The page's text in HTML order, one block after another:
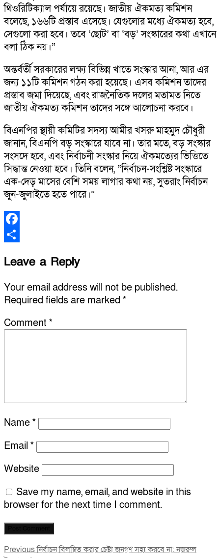
থিওরিটিক্যাল পর্যায়ে রয়েছে। জাতীয় ঐকমত্য কমিশন
বলেছে, ১৬৬টি প্রস্তাব এসেছে। যেগুলোর মধ্যে ঐকমত্য হবে,
সেগুলো করা হবে। তবে ‘ছোট’ বা ‘বড়’ সংস্কারের কথা এখানে
বলা ঠিক নয়।”
অন্তর্বর্তী সরকারের লক্ষ্য বিভিন্ন খাতে সংস্কার আনা, আর এর
জন্য ১১টি কমিশন গঠন করা হয়েছে। এসব কমিশন তাদের
প্রস্তাব জমা দিয়েছে, এবং রাজনৈতিক দলের মতামত নিতে
জাতীয় ঐকমত্য কমিশন তাদের সঙ্গে আলোচনা করবে।
বিএনপির স্থায়ী কমিটির সদস্য আমীর খসরু মাহমুদ চৌধুরী
জানান, বিএনপি বড় সংস্কারে যাবে না। তার মতে, বড় সংস্কার
সংসদে হবে, এবং নির্বাচনী সংস্কার নিয়ে ঐকমত্যের ভিত্তিতে
সিদ্ধান্ত নেওয়া হবে। তিনি বলেন, “নির্বাচন-সংশ্লিষ্ট সংস্কারে
এক-দেড় মাসের বেশি সময় লাগার কথা নয়, সুতরাং নির্বাচন
জুন-জুলাইতে হতে পারে।”
Facebook
Leave a Reply
Your email address will not be published.
Required fields are marked *
Comment *
Name*
Email *
Website
Save my name, email, and website in this
browser for the next time I comment.
Post
PreviousPrevious
নির্বাচন বিলম্বিত করার চেষ্টা জনগণ সহ্য করবে না: নজরুল